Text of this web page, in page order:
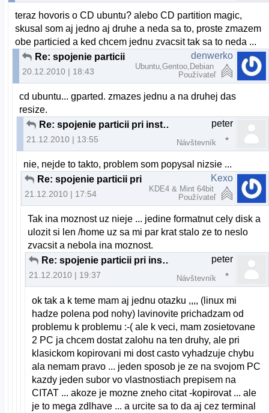
teraz hovoris o CD ubuntu? alebo CD partition magic,
skusal som aj jedno aj druhe a neda sa to, proste zmazem
obe particied a ked chcem jednu zvacsit tak sa to neda ...
20.12.2010 | 18:43
denwerko
Ubuntu,Gentoo,Debian
Používateľ
cd ubuntu... gparted. zmazes jednu a na druhej das
resize.
Re: spojenie particii pri instalacii U10.10
21.12.2010 | 13:55
peter
Návštevník
nie, nejde to takto, problem som popysal nizsie ...
21.12.2010 | 17:54
Kexo
KDE4 & Mint 64bit
Používateľ
Tak ina moznost uz nieje ... jedine formatnut cely disk a
ulozit si len /home uz sa mi par krat stalo ze to neslo
zvacsit a nebola ina moznost.
Re: spojenie particii pri instalacii U10.10
21.12.2010 | 19:37
peter
Návštevník
ok tak a k teme mam aj jednu otazku ,,,, (linux mi
hadze polena pod nohy) lavinovite prichadzam od
problemu k problemu :-( ale k veci, mam zosietovane
2 PC ja chcem dostat zalohu na ten druhy, ale pri
klasickom kopirovani mi dost casto vyhadzuje chybu
ala nemam pravo ... jeden sposob je ze na svojom PC
kazdy jeden subor vo vlastnostiach prepisem na
CITAT ... akoze je mozne zneho citat -kopirovat ... ale
je to mega zdlhave ... a urcite sa to da aj cez terminal